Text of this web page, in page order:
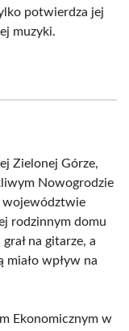
potwierdza jej
muzyki.
Zielonej Górze,
Nowogrodzie
województwie
rodzinnym domu
na gitarze, a
miało wpływ na
Ekonomicznym w